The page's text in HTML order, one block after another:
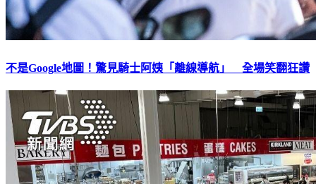
不是Google地圖！驚見騎士阿姨「離線導航」 全場笑翻狂讚